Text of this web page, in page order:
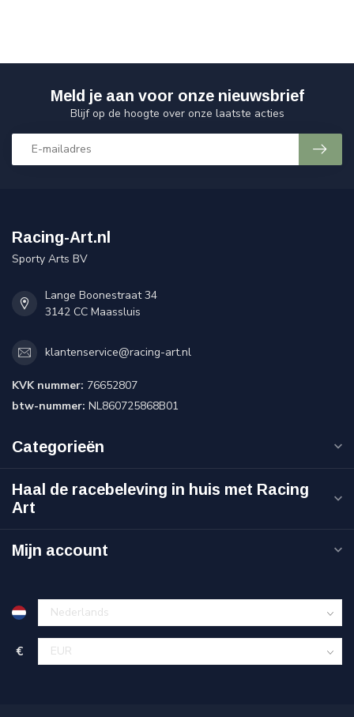
Meld je aan voor onze nieuwsbrief
Blijf op de hoogte over onze laatste acties
Racing-Art.nl
Sporty Arts BV
Lange Boonestraat 34
3142 CC Maassluis
klantenservice@racing-art.nl
KVK nummer: 76652807
btw-nummer: NL860725868B01
Categorieën
Haal de racebeleving in huis met Racing
Art
Mijn account
€